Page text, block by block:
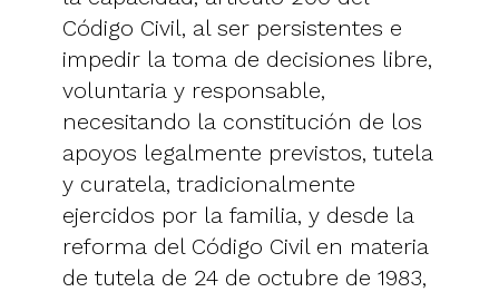
Código Civil, al ser persistentes e
impedir la toma de decisiones libre,
voluntaria y responsable,
necesitando la constitución de los
apoyos legalmente previstos, tutela
y curatela, tradicionalmente
ejercidos por la familia, y desde la
reforma del Código Civil en materia
de tutela de 24 de octubre de 1983,